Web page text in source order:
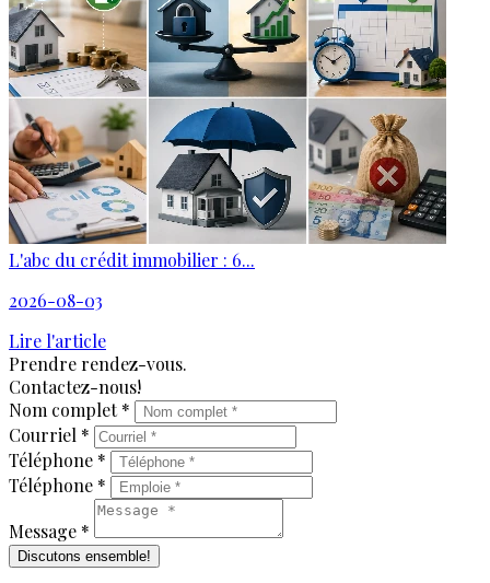
L'abc du crédit immobilier : 6...
2026-08-03
Lire l'article
Prendre rendez-vous.
Contactez-nous!
Nom complet *
Courriel *
Téléphone *
Téléphone *
Message *
Discutons ensemble!